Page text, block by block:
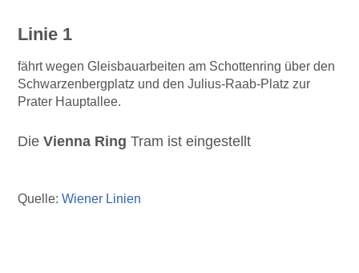
Linie 1
fährt wegen Gleisbauarbeiten am Schottenring über den
Schwarzenbergplatz und den Julius-Raab-Platz zur
Prater Hauptallee.
Die Vienna Ring Tram ist eingestellt
Quelle: Wiener Linien